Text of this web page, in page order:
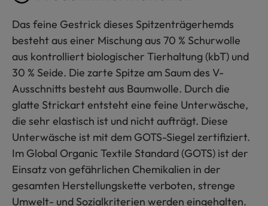
Das feine Gestrick dieses Spitzenträgerhemds
besteht aus einer Mischung aus 70 % Schurwolle
aus kontrolliert biologischer Tierhaltung (kbT) und
30 % Seide. Die zarte Spitze am Saum des V-
Ausschnitts besteht aus Baumwolle. Durch die
glatte Strickart entsteht eine feine Unterwäsche,
die sehr elastisch ist und nicht aufträgt. Diese
Unterwäsche ist mit dem GOTS-Siegel zertifiziert.
Im Global Organic Textile Standard (GOTS) ist der
Einsatz von gefährlichen Chemikalien in der
gesamten Herstellungskette verboten, strenge
Umwelt- und Sozialkriterien werden eingehalten.